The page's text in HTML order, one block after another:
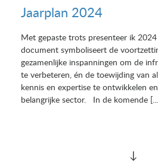
Jaarplan 2024
Met gepaste trots presenteer ik
document symboliseert de
gezamenlijke inspanningen om de
te verbeteren, én de toewijding van
kennis en expertise te ontwikkelen
belangrijke sector. In de komende [...]